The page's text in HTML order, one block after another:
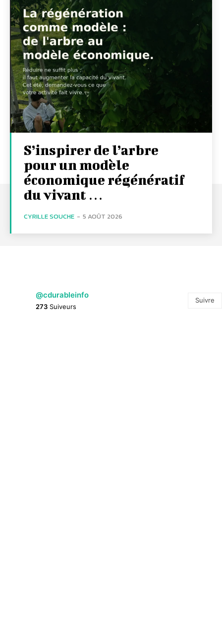
S’inspirer de l’arbre
pour un modèle
économique régénératif
du vivant …
CYRILLE SOUCHE - 5 AOÛT 2026
@cdurableinfo
273 Suiveurs
Suivre